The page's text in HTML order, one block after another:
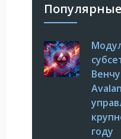
году